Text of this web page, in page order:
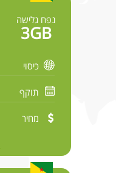
נפח גלישה
3GB
כיסוי
תוקף
מחיר